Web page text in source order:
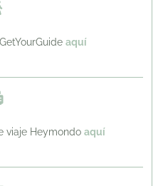
aquí
viaje Heymondo aquí